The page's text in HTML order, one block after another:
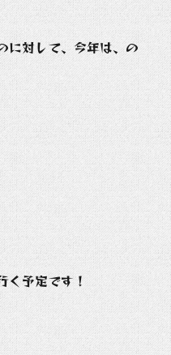
に対して、今年は、の
予定です！